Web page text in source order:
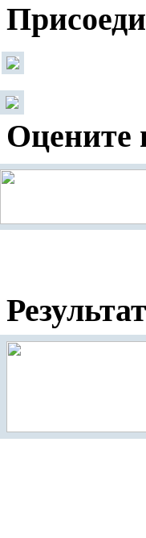
Оцените